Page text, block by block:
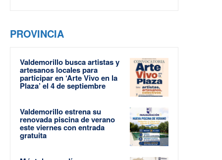
PROVINCIA
Valdemorillo busca artistas y
artesanos locales para
participar en ‘Arte Vivo en la
Plaza’ el 4 de septiembre
Valdemorillo estrena su
renovada piscina de verano
este viernes con entrada
gratuita